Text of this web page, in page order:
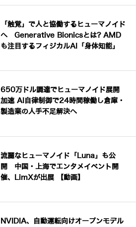
「触覚」で人と協働するヒューマノイド
へ Generative Bionicsとは? AMD
も注目するフィジカルAI「身体知能」
650万ドル調達でヒューマノイド展開
加速 AI自律制御で24時間稼働し倉庫・
製造業の人手不足解決へ
流麗なヒューマノイド「Luna」も公
開 中国・上海でエンタメイベント開
催、LimXが出展 【動画】
NVIDIA、自動運転向けオープンモデル